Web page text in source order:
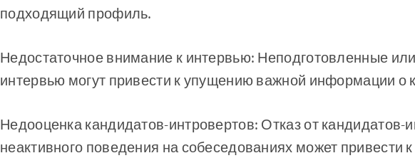
подходящий профиль.
Недостаточное внимание к интервью: Неподготовленные
интервью могут привести к упущению важной информации о
Недооценка кандидатов-интровертов: Отказ от кандидатов-
неактивного поведения на собеседованиях может привести